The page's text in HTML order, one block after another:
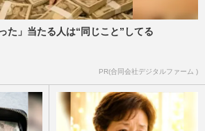
た」当たる人は“同じこと”してる
PR(合同会社デジタルファーム )